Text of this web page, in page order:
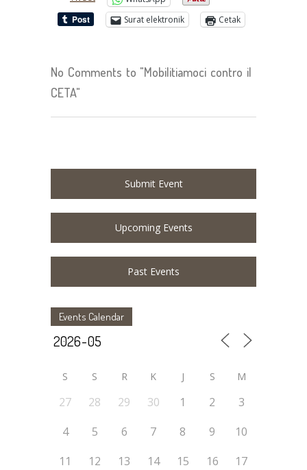
Surat elektronik
Cetak
No Comments to "Mobilitiamoci contro il
CETA"
Submit Event
Upcoming Events
Past Events
Events Calendar
S S R K J S M
27 28 29 30 1 2
3
4
5 6 7 8 9
10
11
12 13 14 15 16
17